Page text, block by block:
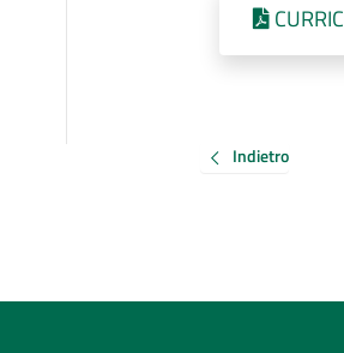
Indietro